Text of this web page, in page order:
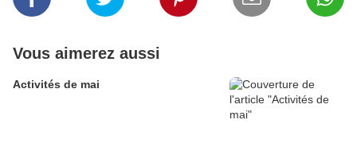
Vous aimerez aussi
Activités de mai